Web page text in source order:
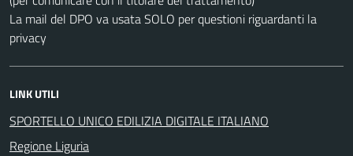
La mail del DPO va usata SOLO per questioni riguardanti la
privacy
LINK UTILI
SPORTELLO UNICO EDILIZIA DIGITALE ITALIANO
Regione Liguria